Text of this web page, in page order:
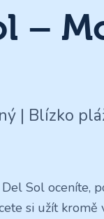
–
| Blízko
Sol oceníte,
si užít